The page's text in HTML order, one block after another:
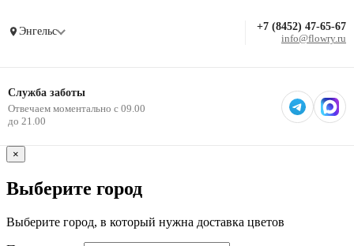
Энгельс +7 (8452) 47-65-67
info@flowry.ru
Служба заботы
Отвечаем моментально с 09.00
до 21.00
×
Выберите город
Выберите город, в который нужна доставка цветов